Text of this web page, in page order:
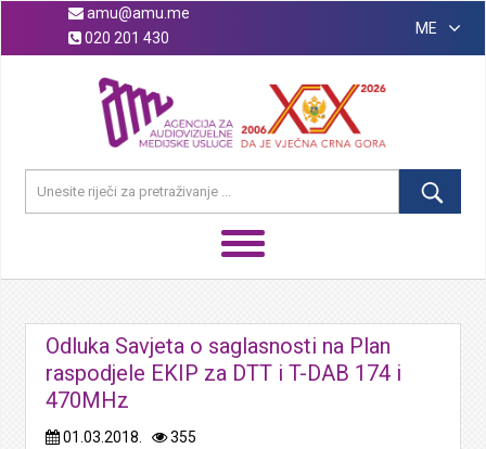
amu@amu.me
020 201 430
ME
Odluka Savjeta o saglasnosti na Plan
raspodjele EKIP za DTT i T-DAB 174 i
470MHz
01.03.2018. 355